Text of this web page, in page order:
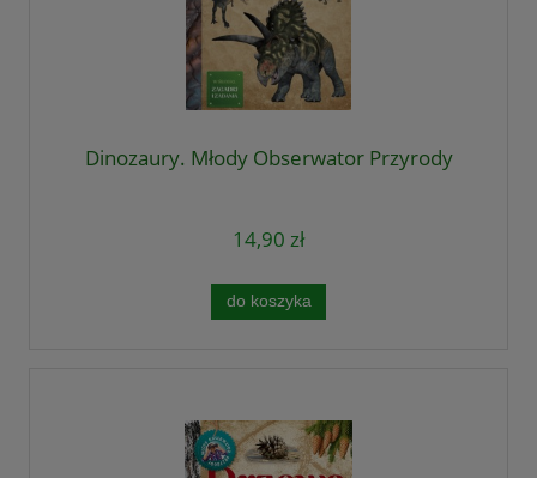
Dinozaury. Młody Obserwator Przyrody
14,90 zł
do koszyka